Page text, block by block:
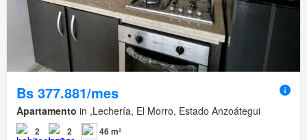
Bs 377.881/mes
Apartamento in ,Lechería, El Morro, Estado Anzoátegui
2 2 46 m²